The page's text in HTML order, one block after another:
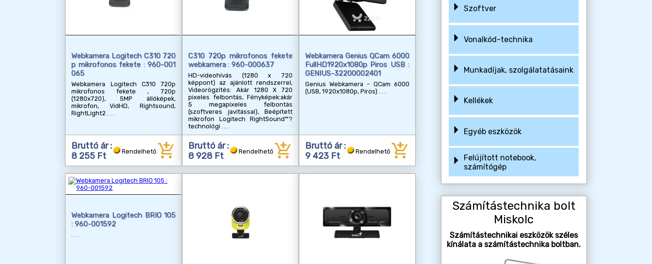
Webkamera Logitech C310 720
p mikrofonos fekete : 960-001
065
Webkamera Logitech C310 720p
mikrofonos fekete , 720p
(1280x720), 5MP állóképek,
mikrofon, VidHD, Rightsound,
RightLight2
Bruttó ár :
8 255 Ft
Rendelhető add_shopping_cart
C310 720p mikrofonos fekete
webkamera : 960-000637
HD-videohívás (1280 x 720
képpont) az ajánlott rendszerrel,
Videorögzítés: Akár 1280 X 720
pixeles felbontás, Fényképek:akár
5 megapixeles felbontás
(szoftveres javítással), Beépített
mikrofon Logitech RightSound™?
technológi
Bruttó ár :
8 928 Ft
Rendelhető add_shopping_cart
Webkamera Genius QCam 6000
FullHD1920x1080p Piros USB :
GENIUS-32200002401
Genius Webkamera - QCam 6000
(USB, 1920x1080p, Piros)
Bruttó ár :
9 423 Ft
Rendelhető add_shopping_cart
Webkamera Logitech BRIO 105
: 960-001592
Szoftver
Vonalkód-technika
Munkadíjak, szolgálatatásaink
Kellékek
Egyéb eszközök
Felújított notebook,
számítógép
Számítástechnika bolt
Miskolc
Számítástechnikai eszközök széles
kínálata a számítástechnika boltban.